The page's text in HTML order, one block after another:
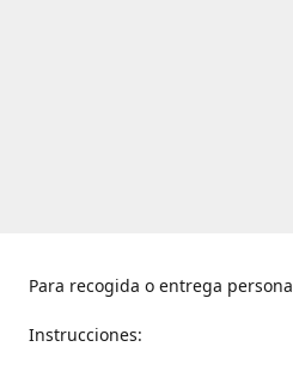
Para recogida o entrega
Instrucciones: